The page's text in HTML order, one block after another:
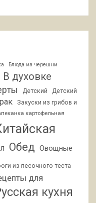
Блюда из черешни
В духовке
Детский
Детский
Закуски из грибов и
картофельная
Обед Овощные
из песочного теста
для
кухня